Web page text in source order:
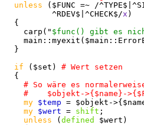
unless ($FUNC =~ /
          ^RDEV$|^CHECK$/
x )
  {
    carp("
$func() gibt es
  }
if ($set)
  {
my $temp = $objekt-
my $wert = shift ;
unless ( defined
$wert)